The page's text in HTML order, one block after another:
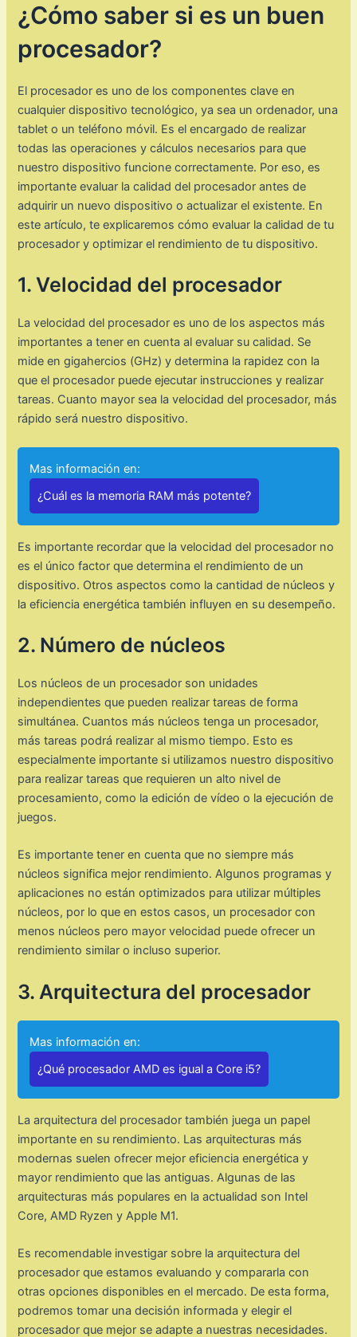
¿Cómo saber si es un buen
procesador?
El procesador es uno de los componentes clave en
cualquier dispositivo tecnológico, ya sea un ordenador, una
tablet o un teléfono móvil. Es el encargado de realizar
todas las operaciones y cálculos necesarios para que
nuestro dispositivo funcione correctamente. Por eso, es
importante evaluar la calidad del procesador antes de
adquirir un nuevo dispositivo o actualizar el existente. En
este artículo, te explicaremos cómo evaluar la calidad de tu
procesador y optimizar el rendimiento de tu dispositivo.
1. Velocidad del procesador
La velocidad del procesador es uno de los aspectos más
importantes a tener en cuenta al evaluar su calidad. Se
mide en gigahercios (GHz) y determina la rapidez con la
que el procesador puede ejecutar instrucciones y realizar
tareas. Cuanto mayor sea la velocidad del procesador, más
rápido será nuestro dispositivo.
Mas información en:
¿Cuál es la memoria RAM más potente?
Es importante recordar que la velocidad del procesador no
es el único factor que determina el rendimiento de un
dispositivo. Otros aspectos como la cantidad de núcleos y
la eficiencia energética también influyen en su desempeño.
2. Número de núcleos
Los núcleos de un procesador son unidades
independientes que pueden realizar tareas de forma
simultánea. Cuantos más núcleos tenga un procesador,
más tareas podrá realizar al mismo tiempo. Esto es
especialmente importante si utilizamos nuestro dispositivo
para realizar tareas que requieren un alto nivel de
procesamiento, como la edición de vídeo o la ejecución de
juegos.
Es importante tener en cuenta que no siempre más
núcleos significa mejor rendimiento. Algunos programas y
aplicaciones no están optimizados para utilizar múltiples
núcleos, por lo que en estos casos, un procesador con
menos núcleos pero mayor velocidad puede ofrecer un
rendimiento similar o incluso superior.
3. Arquitectura del procesador
Mas información en:
¿Qué procesador AMD es igual a Core i5?
La arquitectura del procesador también juega un papel
importante en su rendimiento. Las arquitecturas más
modernas suelen ofrecer mejor eficiencia energética y
mayor rendimiento que las antiguas. Algunas de las
arquitecturas más populares en la actualidad son Intel
Core, AMD Ryzen y Apple M1.
Es recomendable investigar sobre la arquitectura del
procesador que estamos evaluando y compararla con
otras opciones disponibles en el mercado. De esta forma,
podremos tomar una decisión informada y elegir el
procesador que mejor se adapte a nuestras necesidades.